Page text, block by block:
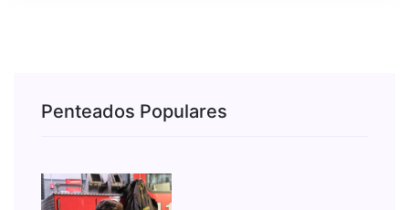
Penteados Populares